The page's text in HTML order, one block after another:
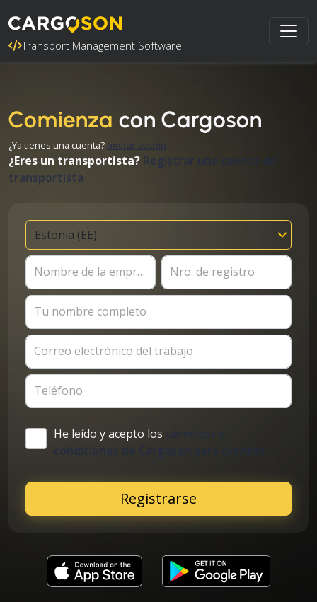
Transport Management Software
Comienza con Cargoson
¿Ya tienes una cuenta? Iniciar sesión
¿Eres un transportista? Registrar una cuenta de
transportista
Nombre de la empresa Nro. de registro
Tu nombre completo
Correo electrónico del trabajo
Teléfono
He leído y acepto los
condiciones de Cargoson para clientes
Registrarse